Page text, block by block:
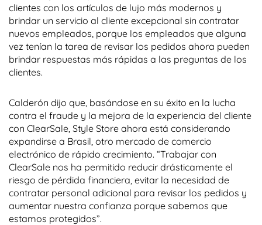
clientes con los artículos de lujo más modernos y
brindar un servicio al cliente excepcional sin contratar
nuevos empleados, porque los empleados que alguna
vez tenían la tarea de revisar los pedidos ahora pueden
brindar respuestas más rápidas a las preguntas de los
clientes.
Calderón dijo que, basándose en su éxito en la lucha
contra el fraude y la mejora de la experiencia del cliente
con ClearSale, Style Store ahora está considerando
expandirse a Brasil, otro mercado de comercio
electrónico de rápido crecimiento. “Trabajar con
ClearSale nos ha permitido reducir drásticamente el
riesgo de pérdida financiera, evitar la necesidad de
contratar personal adicional para revisar los pedidos y
aumentar nuestra confianza porque sabemos que
estamos protegidos”.